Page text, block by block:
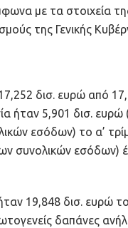
με τα στοιχεία
της Γενικής
δισ. ευρώ από
ήταν 5,901 δισ.
εσόδων) το α’
συνολικών εσόδων)
19,848 δισ. ευρώ
δαπάνες